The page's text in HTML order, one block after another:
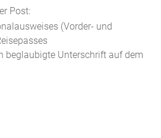
Post:
(Vorder- und
beglaubigte Unterschrift auf dem